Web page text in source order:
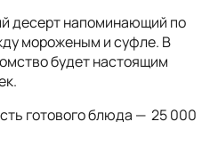
десерт напоминающий по
мороженым и суфле. В
будет настоящим
готового блюда — 25 000